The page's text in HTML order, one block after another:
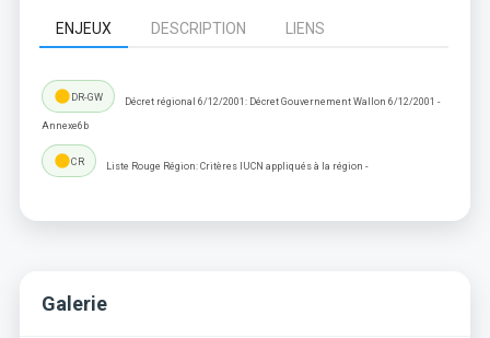
ENJEUX DESCRIPTION LIENS
lensDR-GW Décret régional 6/12/2001: Décret Gouvernement Wallon 6/12/2001 -
Annexe6b
lensCR Liste Rouge Région: Critères IUCN appliqués à la région -
Galerie